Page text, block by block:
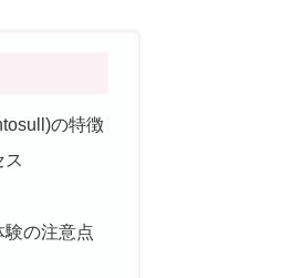
の特徴
ス
験の注意点